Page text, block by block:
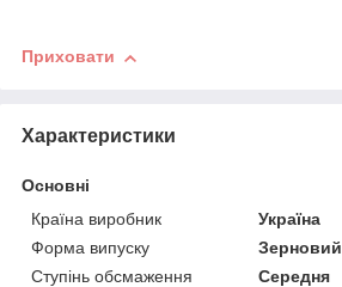
Приховати
Характеристики
Основні
Країна виробник
Україна
Форма випуску
Зерновий
Ступінь обсмаження
Середня